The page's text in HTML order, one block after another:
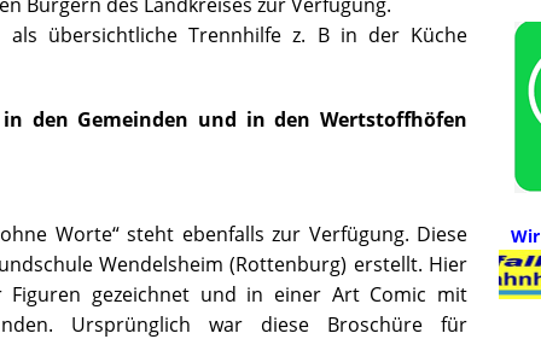
übersichtliche Trennhilfe z. B in der Küche
den Gemeinden und in den Wertstoffhöfen
Worte“ steht ebenfalls zur Verfügung. Diese
Wendelsheim (Rottenburg) erstellt. Hier
Figuren gezeichnet und in einer Art Comic mit
Ursprünglich war diese Broschüre für